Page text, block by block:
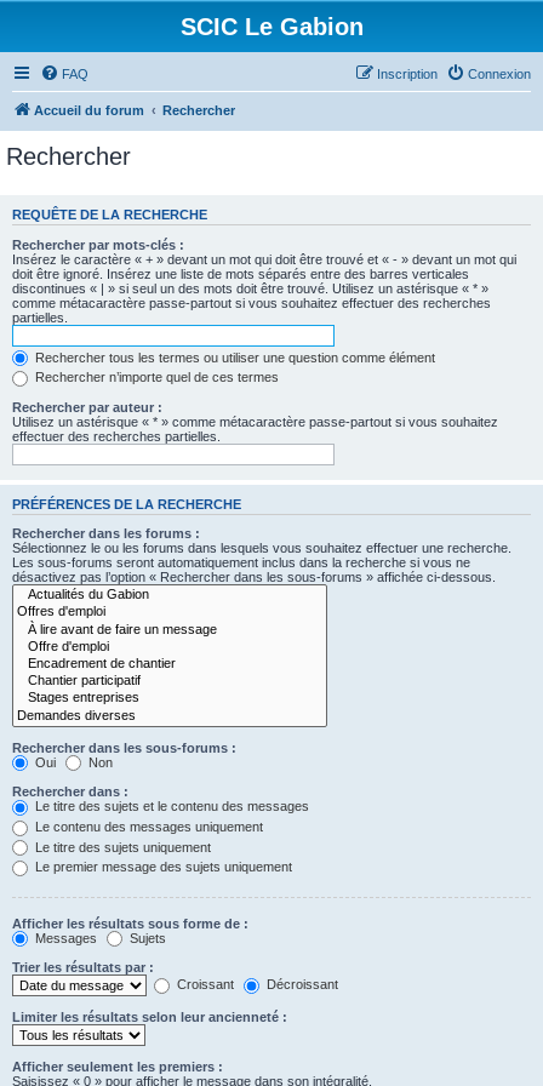
SCIC Le Gabion
FAQ Connexion
Inscription
Accueil du forum Rechercher
Rechercher
REQUÊTE DE LA RECHERCHE
Rechercher par mots-clés :
Insérez le caractère « + » devant un mot qui doit être trouvé et « - » devant un mot qui
doit être ignoré. Insérez une liste de mots séparés entre des barres verticales
discontinues « | » si seul un des mots doit être trouvé. Utilisez un astérisque « * »
comme métacaractère passe-partout si vous souhaitez effectuer des recherches
partielles.
Rechercher tous les termes ou utiliser une question comme élément
Rechercher n’importe quel de ces termes
Rechercher par auteur :
Utilisez un astérisque « * » comme métacaractère passe-partout si vous souhaitez
effectuer des recherches partielles.
PRÉFÉRENCES DE LA RECHERCHE
Rechercher dans les forums :
Sélectionnez le ou les forums dans lesquels vous souhaitez effectuer une recherche.
Les sous-forums seront automatiquement inclus dans la recherche si vous ne
désactivez pas l’option « Rechercher dans les sous-forums » affichée ci-dessous.
Rechercher dans les sous-forums :
Oui
Non
Rechercher dans :
Le titre des sujets et le contenu des messages
Le contenu des messages uniquement
Le titre des sujets uniquement
Le premier message des sujets uniquement
Afficher les résultats sous forme de :
Messages
Sujets
Trier les résultats par :
Croissant
Décroissant
Limiter les résultats selon leur ancienneté :
Afficher seulement les premiers :
Saisissez « 0 » pour afficher le message dans son intégralité.